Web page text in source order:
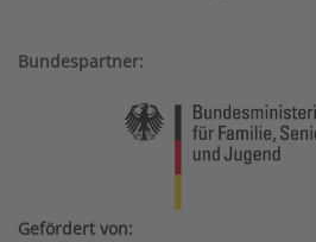
Bundespartner:
Gefördert von: